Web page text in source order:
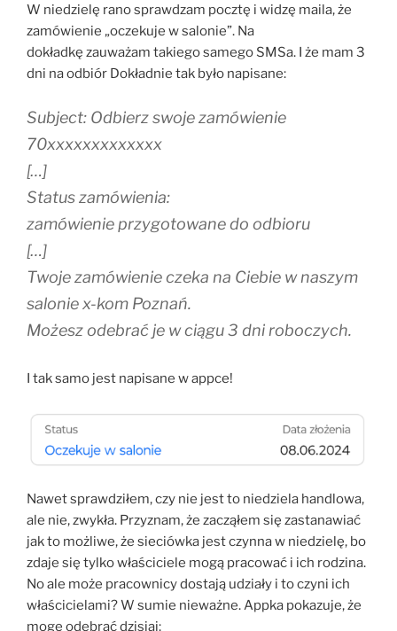
W niedzielę rano sprawdzam pocztę i widzę maila, że
zamówienie „oczekuje w salonie”. Na
dokładkę zauważam takiego samego SMSa. I że mam 3
dni na odbiór Dokładnie tak było napisane:
Subject: Odbierz swoje zamówienie
70xxxxxxxxxxxxx
[…]
Status zamówienia:
zamówienie przygotowane do odbioru
[…]
Twoje zamówienie czeka na Ciebie w naszym
salonie x-kom Poznań.
Możesz odebrać je w ciągu 3 dni roboczych.
I tak samo jest napisane w appce!
Nawet sprawdziłem, czy nie jest to niedziela handlowa,
ale nie, zwykła. Przyznam, że zacząłem się zastanawiać
jak to możliwe, że sieciówka jest czynna w niedzielę, bo
zdaje się tylko właściciele mogą pracować i ich rodzina.
No ale może pracownicy dostają udziały i to czyni ich
właścicielami? W sumie nieważne. Appka pokazuje, że
mogę odebrać dzisiaj: